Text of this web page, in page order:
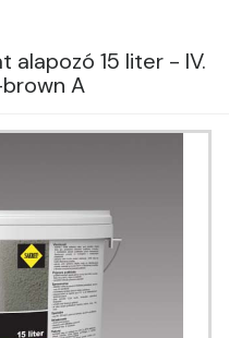
alapozó 15 liter - IV.
A